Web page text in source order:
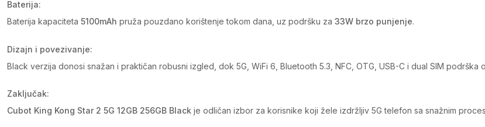
Baterija:
Baterija kapaciteta 5100mAh pruža pouzdano korištenje tokom dana, uz podršku za 33W brzo punjenje.
Dizajn i povezivanje:
Black verzija donosi snažan i praktičan robusni izgled, dok 5G, WiFi 6, Bluetooth 5.3, NFC, OTG, USB-C i dual SIM
Zaključak:
Cubot King Kong Star 2 5G 12GB 256GB Black je odličan izbor za korisnike koji žele izdržljiv 5G telefon sa snažnim